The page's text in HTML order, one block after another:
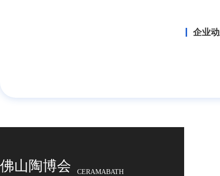
企业
佛山陶博会 CERAMABATH